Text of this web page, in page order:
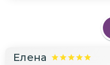
Елена